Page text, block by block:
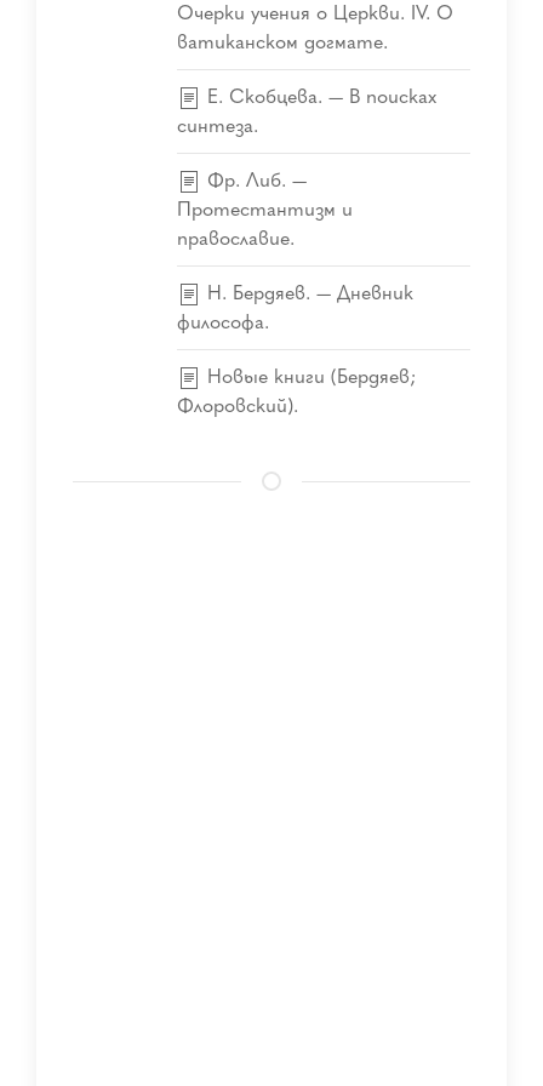
Очерки учения о Церкви. IV. О
ватиканском догмате.
Е. Скобцева. — В поисках
синтеза.
Фр. Либ. —
Протестантизм и
православие.
Н. Бердяев. — Дневник
философа.
Новые книги (Бердяев;
Флоровский).